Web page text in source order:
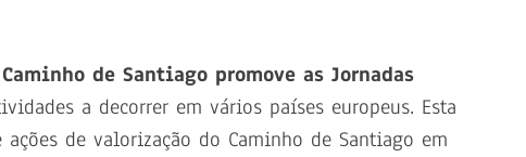
de Santiago promove as Jornadas
a decorrer em vários países europeus. Esta
de valorização do Caminho de Santiago em